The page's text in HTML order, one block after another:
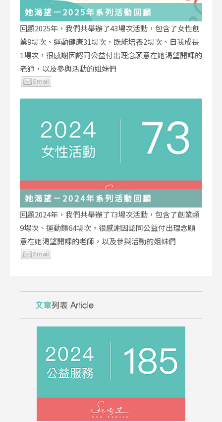
她渴望－2025年系列活動回顧
回顧2025年，我們共舉辦了43場次活動，包含了女性創
業9場次、運動健康31場次，既能培養2場次、自我成長
1場次，很感謝因認同公益付出理念願意在她渴望開課的
老師，以及參與活動的姐妹們
她渴望－2024年系列活動回顧
回顧2024年，我們共舉辦了73場次活動，包含了創業類
9場次、運動類64場次，很感謝因認同公益付出理念願
意在她渴望開課的老師，以及參與活動的姐妹們